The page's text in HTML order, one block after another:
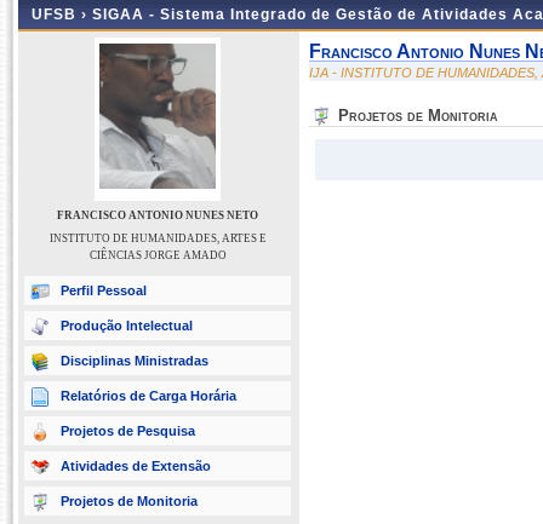
UFSB › SIGAA - Sistema Integrado de Gestão de Atividades
FRANCISCO ANTONIO NUNES NETO
INSTITUTO DE HUMANIDADES, ARTES E
CIÊNCIAS JORGE AMADO
Perfil Pessoal
Produção Intelectual
Disciplinas Ministradas
Relatórios de Carga Horária
Projetos de Pesquisa
Atividades de Extensão
Projetos de Monitoria
Francisco Antonio Nunes
IJA - INSTITUTO DE
Projetos de Monitoria